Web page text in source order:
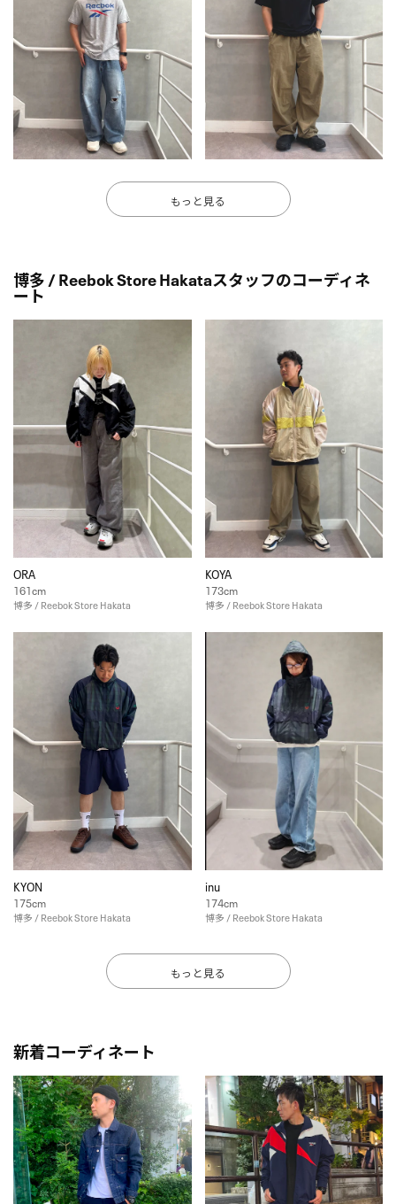
もっと見る
博多 / Reebok Store Hakataスタッフのコーディネ
ート
ORA
161cm
博多 / Reebok Store Hakata
KOYA
173cm
博多 / Reebok Store Hakata
KYON
175cm
博多 / Reebok Store Hakata
inu
174cm
博多 / Reebok Store Hakata
もっと見る
新着コーディネート